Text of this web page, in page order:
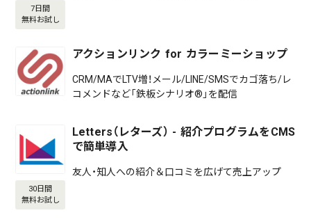
7日間
無料お試し
アクションリンク for カラーミーショップ
CRM/MAでLTV増！メール/LINE/SMSでカゴ落ち/レ
コメンドなど「鉄板シナリオ®」を配信
30日間
無料お試し
Letters（レターズ） - 紹介プログラムをCMS
で簡単導入
友人・知人への紹介＆口コミを広げて売上アップ